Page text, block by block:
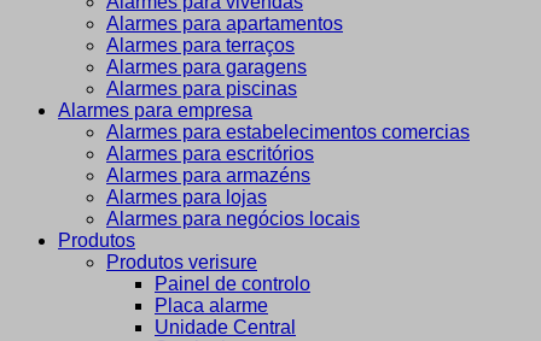
Alarmes para apartamentos
Alarmes para terraços
Alarmes para garagens
Alarmes para piscinas
Alarmes para empresa
Alarmes para estabelecimentos comercias
Alarmes para escritórios
Alarmes para armazéns
Alarmes para lojas
Alarmes para negócios locais
Produtos
Produtos verisure
Painel de controlo
Placa alarme
Unidade Central